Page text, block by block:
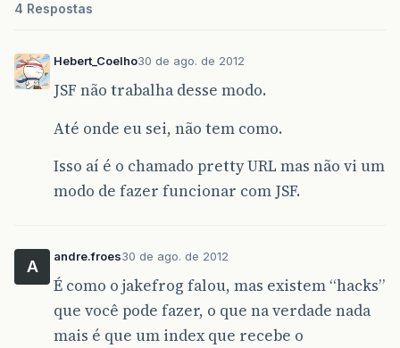
4 Respostas
Hebert_Coelho30 de ago. de 2012
JSF não trabalha desse modo.
Até onde eu sei, não tem como.
Isso aí é o chamado pretty URL mas não vi um
modo de fazer funcionar com JSF.
A
andre.froes30 de ago. de 2012
É como o jakefrog falou, mas existem “hacks”
que você pode fazer, o que na verdade nada
mais é que um index que recebe o